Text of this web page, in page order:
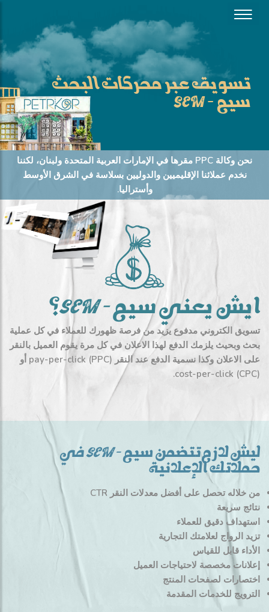
تسويق عبر محركات البحث
سيم – SEM
نحن وكالة PPC مقرها في الإمارات العربية المتحدة ولبنان، لكننا
نخدم عملائنا الإقليميين والدوليين بسلاسة في الشرق الأوسط
وأستراليا.
ايش يعني سيم – SEM؟
تسويق الكتروني مدفوع يزيد من فرصة ظهورك للعملاء في كل عملية
بحث وبحيث يلزمك الدفع لهذا الاعلان في كل مرة يقوم العميل بالنقر
على الاعلان وكذا نسمية الدفع عند النقر pay-per-click (PPC) أو
cost-per-click (CPC).
ليش لازم تتضمن سيم – SEM في
حملاتك الإعلانية
من خلاله تحصل على أفضل معدلات النقر CTR
نتائج سريعة
استهداف دقيق للعملاء
تزيد الرواج لعلامتك التجارية
الأداء قابل للقياس
إعلانات مخصصة لاحتياجات العميل
اختصارات لصفحات المنتج
الترويج للخدمات المقدمة